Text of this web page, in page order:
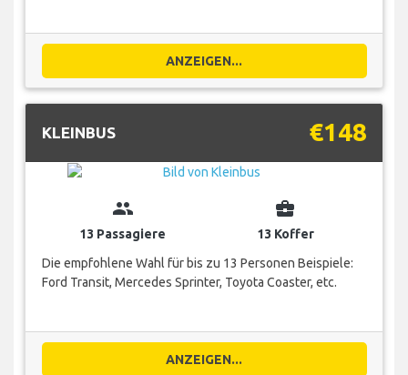
ANZEIGEN...
KLEINBUS €148
group
13 Passagiere
business_center
13 Koffer
Die empfohlene Wahl für bis zu 13 Personen Beispiele:
Ford Transit, Mercedes Sprinter, Toyota Coaster, etc.
ANZEIGEN...